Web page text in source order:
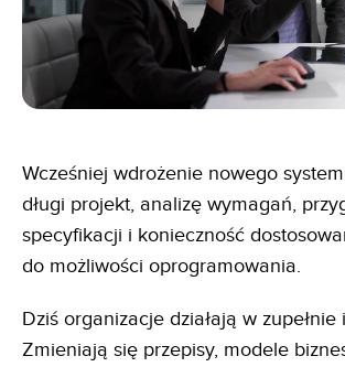
Wcześniej wdrożenie nowego
długi projekt, analizę wymagań,
specyfikacji i konieczność
do możliwości oprogramowania.
Dziś organizacje działają w
Zmieniają się przepisy, modele